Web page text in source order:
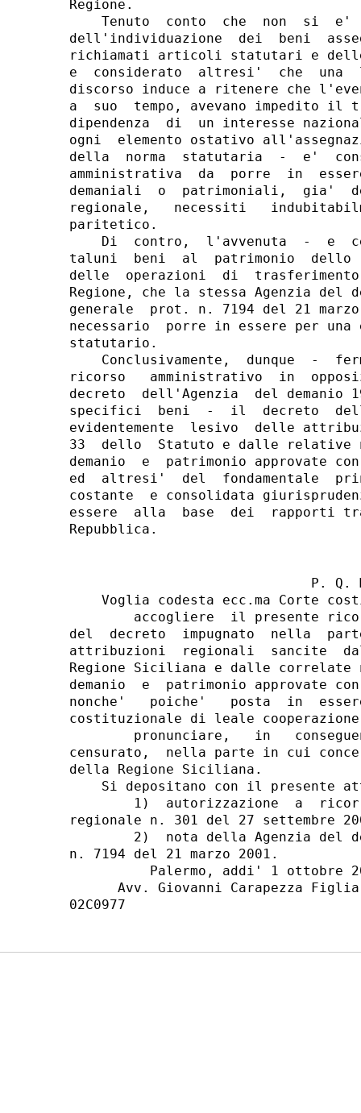
Regione.
Tenuto  conto  che  non  si  e'
dell'individuazione  dei  beni
richiamati articoli statutari e
e  considerato  altresi'  che  una
discorso induce a ritenere che
a  suo  tempo, avevano impedito
dipendenza  di  un interesse
ogni  elemento ostativo
della  norma  statutaria  -  e'
amministrativa  da  porre  in
demaniali  o  patrimoniali,  gia'
regionale,   necessiti
paritetico.
Di  contro,  l'avvenuta  -  e
taluni  beni  al  patrimonio  dello
delle  operazioni  di
Regione, che la stessa Agenzia
generale  prot. n. 7194 del 21
necessario  porre in essere per
statutario.
Conclusivamente,  dunque  -
ricorso   amministrativo  in
decreto  dell'Agenzia  del
specifici  beni  -  il  decreto
evidentemente  lesivo  delle
33  dello  Statuto e dalle relative
demanio  e  patrimonio approvate
ed  altresi'  del  fondamentale
costante  e consolidata
essere  alla  base  dei  rapporti
P. Q.
Voglia codesta ecc.ma Corte
accogliere  il presente
del  decreto  impugnato  nella
attribuzioni  regionali  sancite
Regione Siciliana e dalle correlate
demanio  e  patrimonio approvate
nonche'   poiche'   posta  in
costituzionale di leale
pronunciare,   in
censurato,  nella parte in cui
della Regione Siciliana.
Si depositano con il presente
1)  autorizzazione  a
regionale n. 301 del 27 settembre
2)  nota della Agenzia del
n. 7194 del 21 marzo 2001.
Palermo, addi' 1 ottobre
Avv. Giovanni Carapezza